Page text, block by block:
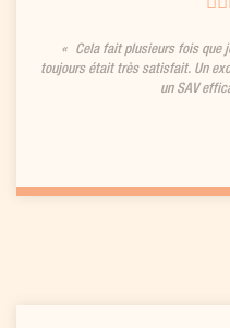
Cela fait plusieurs fois que
toujours était très satisfait. Un
un SAV